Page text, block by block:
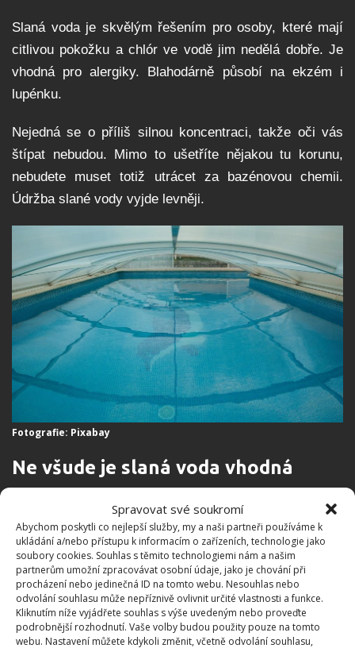
Spravovat své soukromí
Abychom poskytli co nejlepší služby, my a naši partneři používáme k
ukládání a/nebo přístupu k informacím o zařízeních, technologie jako
soubory cookies. Souhlas s těmito technologiemi nám a našim
partnerům umožní zpracovávat osobní údaje, jako je chování při
procházení nebo jedinečná ID na tomto webu. Nesouhlas nebo
odvolání souhlasu může nepříznivě ovlivnit určité vlastnosti a funkce.
Kliknutím níže vyjádřete souhlas s výše uvedeným nebo proveďte
podrobnější rozhodnutí. Vaše volby budou použity pouze na tomto
webu. Nastavení můžete kdykoli změnit, včetně odvolání souhlasu,
Slaná voda je skvělým řešením pro osoby, které mají
citlivou pokožku a chlór ve vodě jim nedělá dobře. Je
vhodná pro alergiky. Blahodárně působí na ekzém i
lupénku.
Nejedná se o příliš silnou koncentraci, takže oči vás
štípat nebudou. Mimo to ušetříte nějakou tu korunu,
nebudete muset totiž utrácet za bazénovou chemii.
Údržba slané vody vyjde levněji.
Fotografie: Pixabay
Ne všude je slaná voda vhodná
Slaná voda nesvědčí nerezovým povrchům. V případě
zájmu o slanou vodu v bazénu budete muset vyměnit
nerezovou ocel za plast nebo titanovou ocel. Nehodí se
také do bazénů s plechovými stěnami. Vhodná je pro
sklolaminatové kompozitní bazény.
Instalace solonizační jednotky